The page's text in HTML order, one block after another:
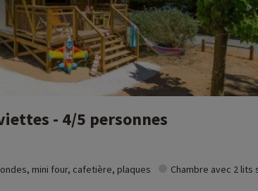
- 4/5 personnes
mini four, cafetière, plaques
Chambre avec 2 lits